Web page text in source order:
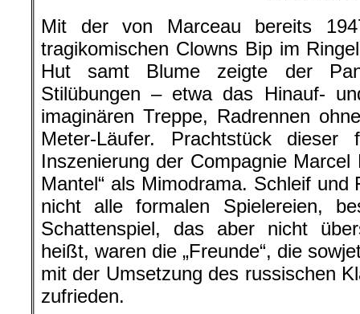
Mit der von Marceau bereits
tragikomischen Clowns Bip im
Hut samt Blume zeigte der
Stilübungen – etwa das Hinauf-
imaginären Treppe, Radrennen
Meter-Läufer. Prachtstück
Inszenierung der Compagnie
Mantel“ als Mimodrama. Schleif
nicht alle formalen Spielereien,
Schattenspiel, das aber nicht
heißt, waren die „Freunde“, die
mit der Umsetzung des russischen
zufrieden.